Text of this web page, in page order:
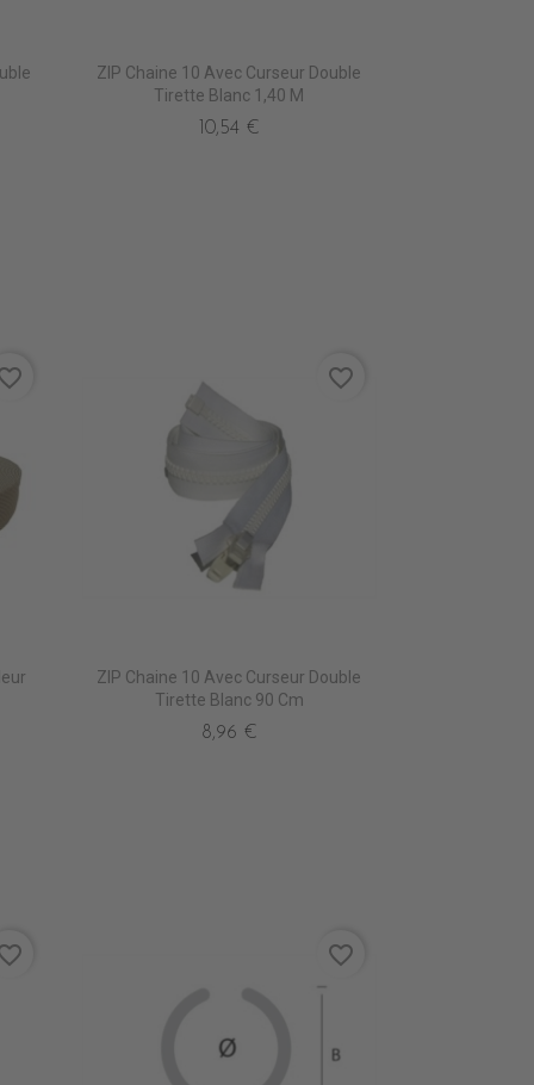
ZIP Chaine 10 Avec Curseur Double
Tirette Blanc 1,40 M
10,54 €
ZIP Chaine 10 Avec Curseur Double
Tirette Blanc 90 Cm
8,96 €
favorite_border
favorite_border